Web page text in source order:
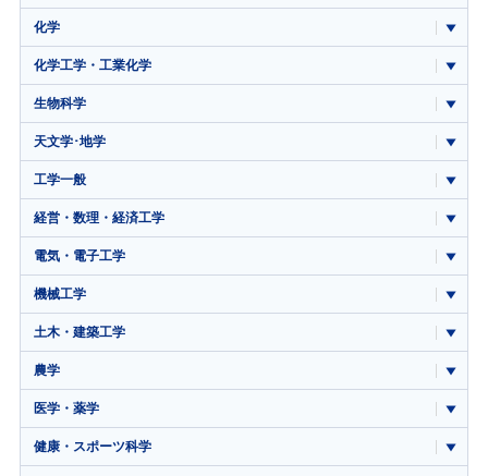
化学
化学工学・工業化学
生物科学
天文学･地学
工学一般
経営・数理・経済工学
電気・電子工学
機械工学
土木・建築工学
農学
医学・薬学
健康・スポーツ科学